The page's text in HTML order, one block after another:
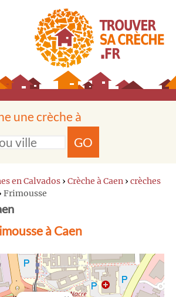
une crèche à
GO
en Calvados › Crèche à Caen › crèches
Frimousse
à Caen